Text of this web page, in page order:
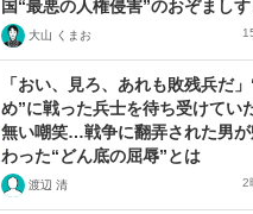
国“最悪の人権侵害”のおぞまし
大山 くまお
「おい、見ろ、あれも敗残兵だ
め”に戦った兵士を待ち受けてい
無い嘲笑…戦争に翻弄された男
わった“どん底の屈辱”とは
渡辺 清 2